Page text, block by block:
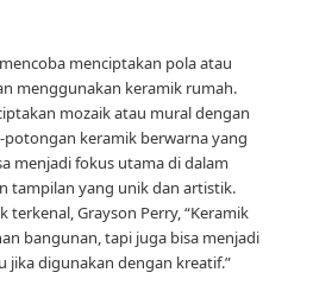
menciptakan pola atau
menggunakan keramik rumah.
mozaik atau mural dengan
keramik berwarna yang
menjadi fokus utama di dalam
tampilan yang unik dan artistik.
Grayson Perry, “Keramik
bangunan, tapi juga bisa menjadi
jika digunakan dengan kreatif.”